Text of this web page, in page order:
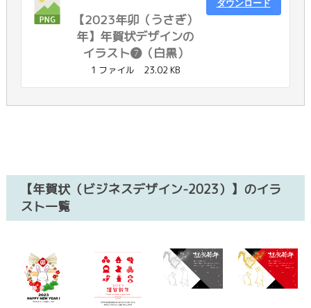
【2023年卯（うさぎ）
年】年賀状デザインの
イラスト❼（白黒）
1 ファイル 23.02 KB
ダウンロード
【年賀状（ビジネスデザイン-2023）】のイラ
スト一覧